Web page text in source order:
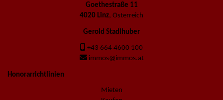
Goethestraße 11
4020 Linz, Österreich
Gerold Stadlhuber
+43 664 4600 100
immos@immos.at
Honorarrichtlinien
Mieten